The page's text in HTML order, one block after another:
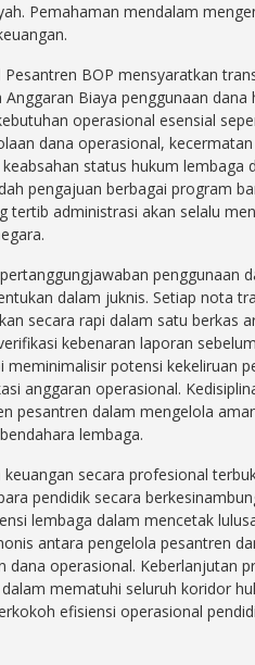
Pemahaman mendalam
BOP mensyaratkan
Anggaran Biaya penggunaan
operasional esensial
dana operasional,
status hukum lembaga
pengajuan berbagai program
tertib administrasi akan selalu
penggunaan
dalam juknis. Setiap nota
secara rapi dalam satu berkas
kebenaran laporan
meminimalisir potensi kekeliruan
anggaran operasional.
pesantren dalam mengelola
lembaga.
keuangan secara profesional
pendidik secara
lembaga dalam mencetak
antara pengelola pesantren
dana operasional. Keberlanjutan
mematuhi seluruh koridor
efisiensi operasional